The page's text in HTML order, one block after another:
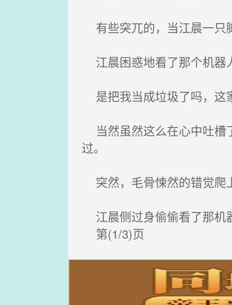
有些突兀的，当江晨一只
江晨困惑地看了那个机器
是把我当成垃圾了吗，这
当然虽然这么在心中吐槽
过。
突然，毛骨悚然的错觉爬
江晨侧过身偷偷看了那机
第(1/3)页